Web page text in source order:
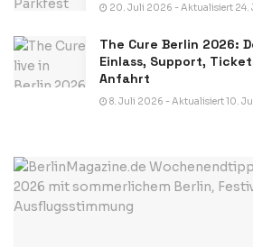
20. Juli 2026 - Aktualisiert 24.
The Cure Berlin 2026:
Einlass, Support,
Anfahrt
8. Juli 2026 - Aktualisiert 10.